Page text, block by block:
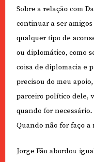
Sobre a relação com
continuar a ser
qualquer tipo de
ou diplomático, como
coisa de diplomacia e
precisou do meu
parceiro político dele,
quando for
Quando não for faço a
Jorge Fão abordou